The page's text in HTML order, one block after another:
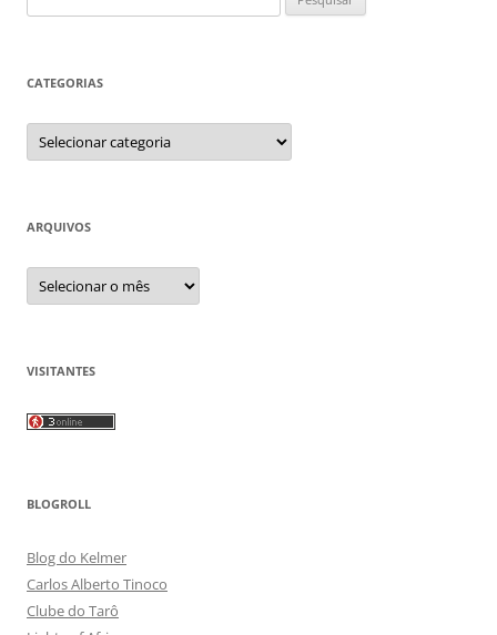
por:
CATEGORIAS
Categorias
ARQUIVOS
Arquivos
VISITANTES
BLOGROLL
Blog do Kelmer
Carlos Alberto Tinoco
Clube do Tarô